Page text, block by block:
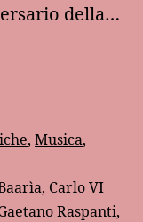
della…
, Musica,
, Carlo VI
Raspanti,